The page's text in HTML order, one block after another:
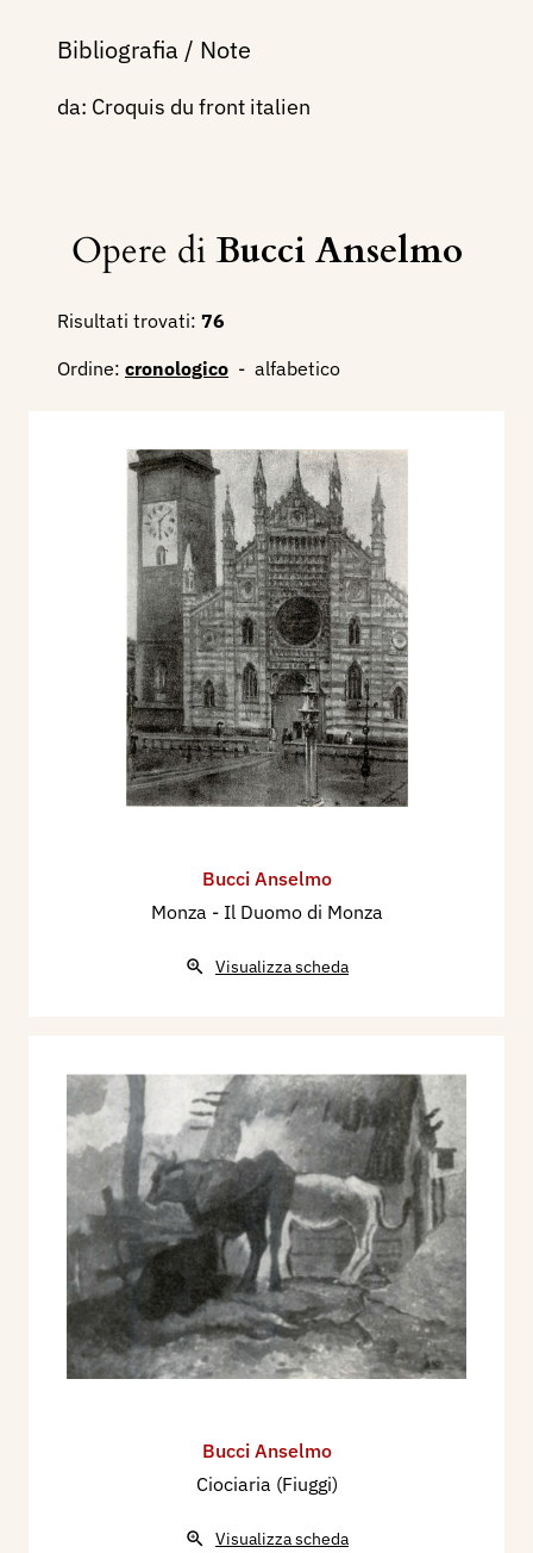
Bibliografia / Note
da: Croquis du front italien
Opere diBucci Anselmo
Risultati trovati: 76
Ordine: cronologico - alfabetico
Bucci Anselmo
Monza - Il Duomo di Monza
Visualizza scheda
Bucci Anselmo
Ciociaria (Fiuggi)
Visualizza scheda